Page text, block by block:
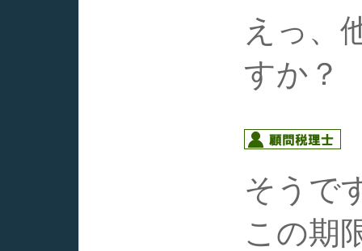
えっ、
すか？
そうで
この期